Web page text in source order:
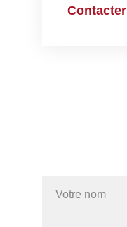
Contacter